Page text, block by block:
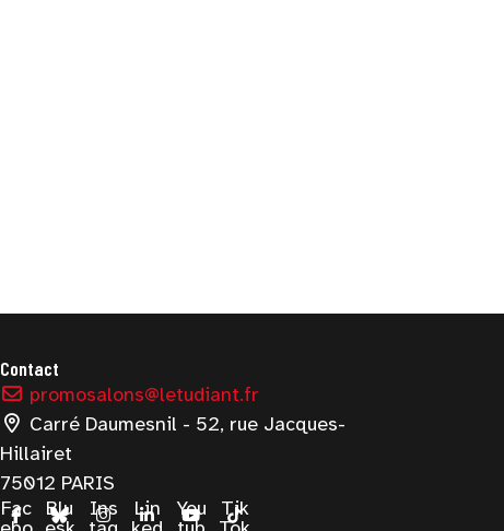
Contact
promosalons@letudiant.fr
Carré Daumesnil - 52, rue Jacques-
Hillairet
75012 PARIS
Fac
Blu
Ins
Lin
You
Tik